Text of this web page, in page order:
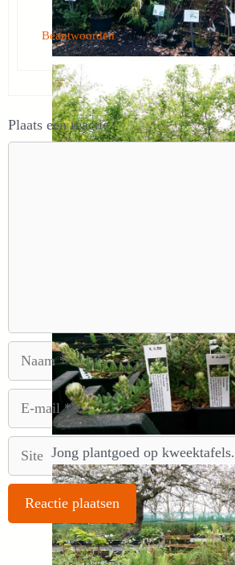
Jong plantgoed op kweektafels.
Beantwoorden
Plaats een reactie